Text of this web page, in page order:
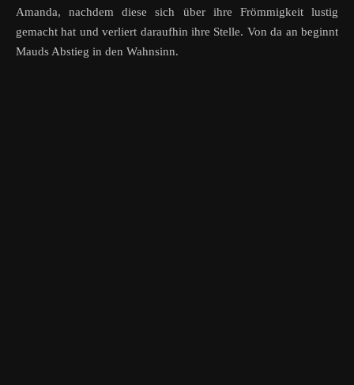
Amanda, nachdem diese sich über ihre Frömmigkeit lustig
gemacht hat und verliert daraufhin ihre Stelle. Von da an beginnt
Mauds Abstieg in den Wahnsinn.